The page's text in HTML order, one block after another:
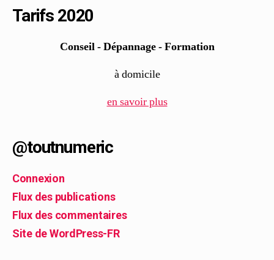
Tarifs 2020
Conseil - Dépannage - Formation
à domicile
en savoir plus
@toutnumeric
Connexion
Flux des publications
Flux des commentaires
Site de WordPress-FR